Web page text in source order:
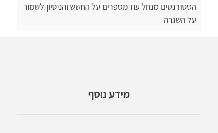
הסטודנטים מנחל עוז מספרים על החשש והניסיון לשמור
על השגרה
מידע נוסף